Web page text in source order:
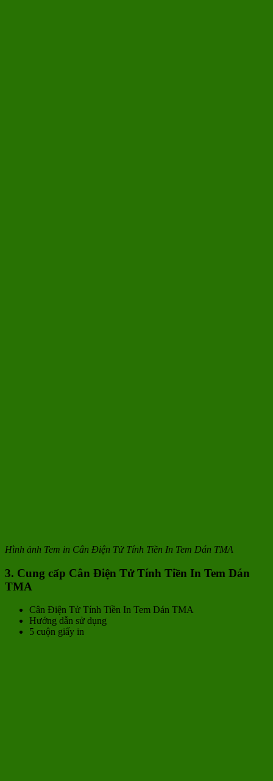
Hình ảnh Tem in Cân Điện Tử Tính Tiền In Tem Dán TMA
3. Cung cấp Cân Điện Tử Tính Tiền In Tem Dán
TMA
Cân Điện Tử Tính Tiền In Tem Dán TMA
Hướng dẫn sử dụng
5 cuộn giấy in